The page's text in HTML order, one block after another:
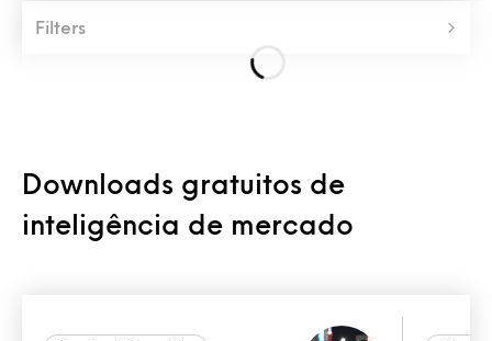
Filters
Downloads gratuitos de
inteligência de mercado